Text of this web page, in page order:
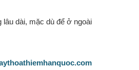
dài, mặc dù để ở ngoài